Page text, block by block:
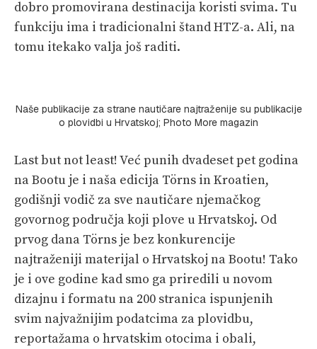
dobro promovirana destinacija koristi svima. Tu
funkciju ima i tradicionalni štand HTZ-a. Ali, na
tomu itekako valja još raditi.
Naše publikacije za strane nautičare najtraženije su publikacije
o plovidbi u Hrvatskoj; Photo More magazin
Last but not least! Već punih dvadeset pet godina
na Bootu je i naša edicija Törns in Kroatien,
godišnji vodič za sve nautičare njemačkog
govornog područja koji plove u Hrvatskoj. Od
prvog dana Törns je bez konkurencije
najtraženiji materijal o Hrvatskoj na Bootu! Tako
je i ove godine kad smo ga priredili u novom
dizajnu i formatu na 200 stranica ispunjenih
svim najvažnijim podatcima za plovidbu,
reportažama o hrvatskim otocima i obali,